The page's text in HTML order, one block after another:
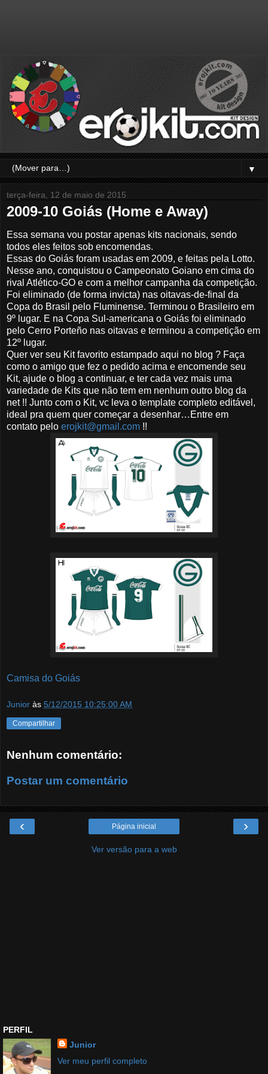
▼
terça-feira, 12 de maio de 2015
2009-10 Goiás (Home e Away)
Essa semana vou postar apenas kits nacionais, sendo
todos eles feitos sob encomendas.
Essas do Goiás foram usadas em 2009, e feitas pela Lotto.
Nesse ano, conquistou o Campeonato Goiano em cima do
rival Atlético-GO e com a melhor campanha da competição.
Foi eliminado (de forma invicta) nas oitavas-de-final da
Copa do Brasil pelo Fluminense. Terminou o Brasileiro em
9º lugar. E na Copa Sul-americana o Goiás foi eliminado
pelo Cerro Porteño nas oitavas e terminou a competição em
12º lugar.
Quer ver seu Kit favorito estampado aqui no blog ? Faça
como o amigo que fez o pedido acima e encomende seu
Kit, ajude o blog a continuar, e ter cada vez mais uma
variedade de Kits que não tem em nenhum outro blog da
net !! Junto com o Kit, vc leva o template completo editável,
ideal pra quem quer começar a desenhar…Entre em
contato pelo erojkit@gmail.com !!
Camisa do Goiás
Junior às 5/12/2015 10:25:00 AM
Compartilhar
Nenhum comentário:
Postar um comentário
‹ ›
Página inicial
Ver versão para a web
PERFIL
Junior
Ver meu perfil completo